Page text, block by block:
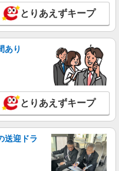
とりあえずキープ
あり
とりあえずキープ
送迎ドラ